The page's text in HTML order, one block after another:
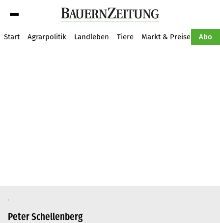
Start Agrarpolitik Landleben Tiere Markt & Preise Abo
Peter Schellenberg